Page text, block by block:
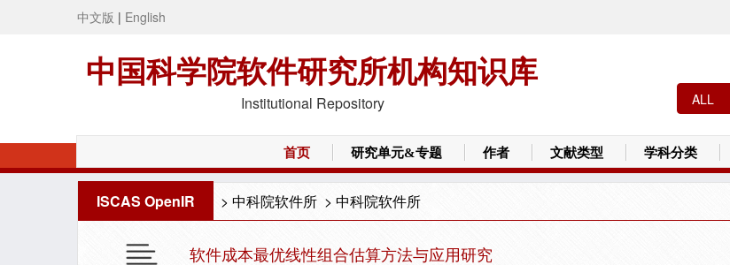
中文版 | English
中国科学院软件研究所机构知识库
Institutional Repository
首页 研究单元&专题 作者 文献类型 学科分类
ISCAS OpenIR > 中科院软件所 > 中科院软件所
软件成本最优线性组合估算方法与应用研究